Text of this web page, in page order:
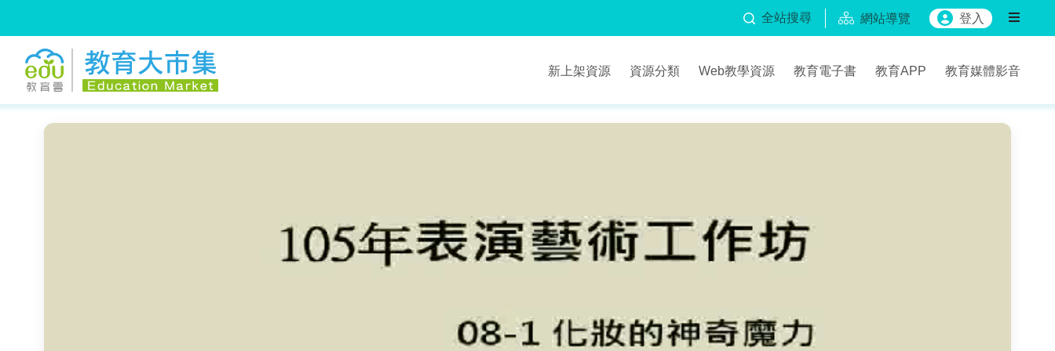
全站搜尋 網站導覽 登入
新上架資源 資源分類 Web教學資源 教育電子書 教育APP 教育媒體影音